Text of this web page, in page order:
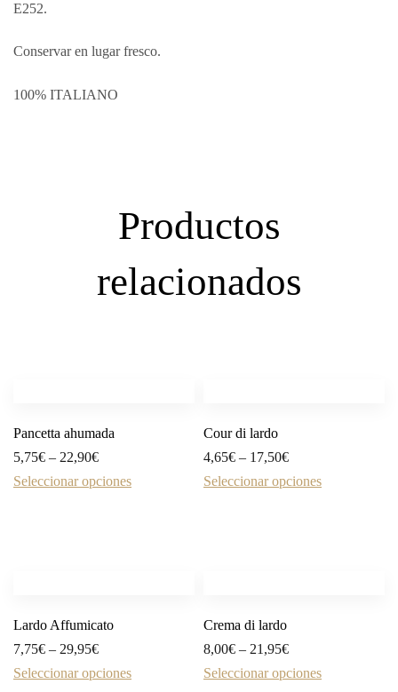
E252.
Conservar en lugar fresco.
100% ITALIANO
Productos
relacionados
Pancetta ahumada
5,75€ – 22,90€
Seleccionar opciones
Cour di lardo
4,65€ – 17,50€
Seleccionar opciones
Lardo Affumicato
7,75€ – 29,95€
Seleccionar opciones
Crema di lardo
8,00€ – 21,95€
Seleccionar opciones